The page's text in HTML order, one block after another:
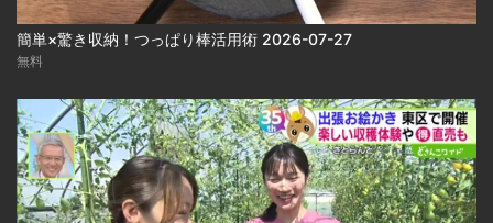
簡単×驚き収納！つっぱり棒活用術 2026-07-27
無料